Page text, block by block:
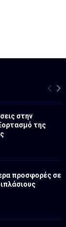
στην
της
προσφορές σε